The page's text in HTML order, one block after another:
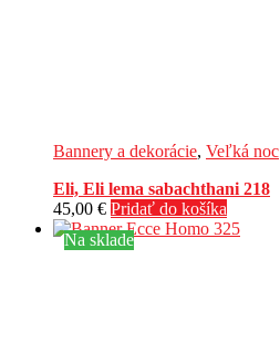
Bannery a dekorácie, Veľká noc
Eli, Eli lema sabachthani 218
45,00 € Pridať do košíka
Na sklade